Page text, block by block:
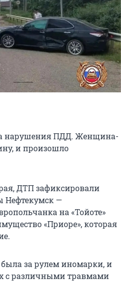
нарушения ПДД. Женщина-
и произошло
ДТП зафиксировали
Нефтекумск —
на «Тойоте»
«Приоре», которая
за рулем иномарки, и
с различными травмами